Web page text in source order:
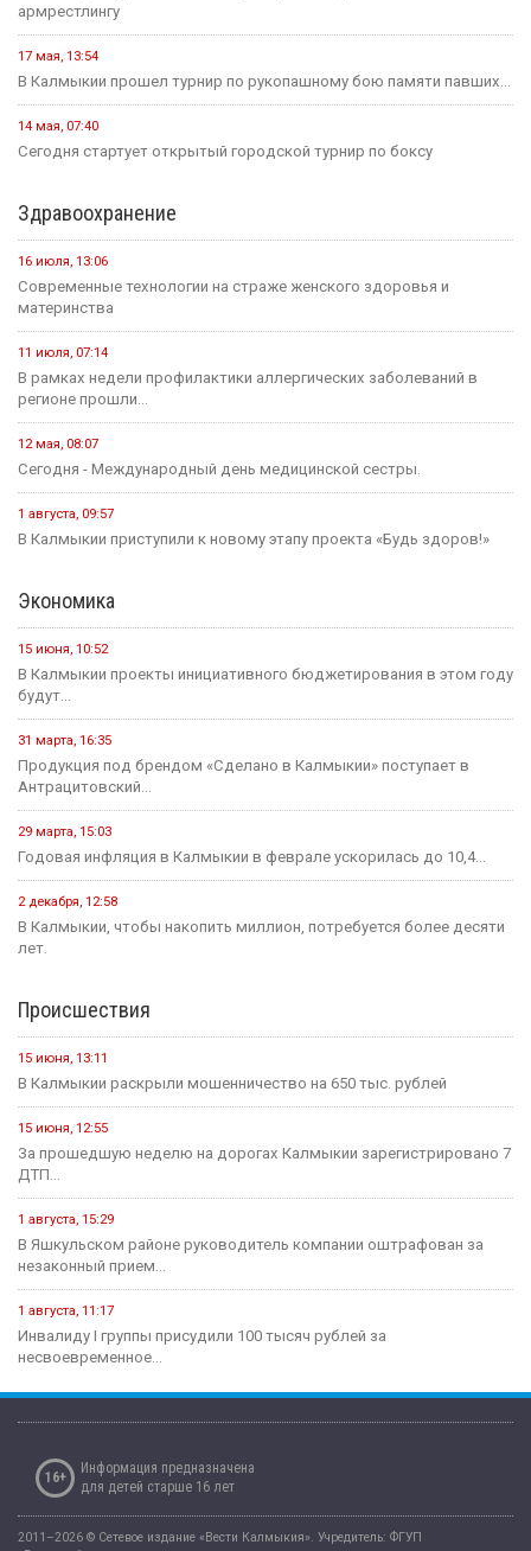
армрестлингу
17 мая, 13:54
В Калмыкии прошел турнир по рукопашному бою памяти павших...
14 мая, 07:40
Сегодня стартует открытый городской турнир по боксу
Здравоохранение
16 июля, 13:06
Современные технологии на страже женского здоровья и
материнства
11 июля, 07:14
В рамках недели профилактики аллергических заболеваний в
регионе прошли...
12 мая, 08:07
Сегодня - Международный день медицинской сестры.
1 августа, 09:57
В Калмыкии приступили к новому этапу проекта «Будь здоров!»
Экономика
15 июня, 10:52
В Калмыкии проекты инициативного бюджетирования в этом году
будут...
31 марта, 16:35
Продукция под брендом «Сделано в Калмыкии» поступает в
Антрацитовский...
29 марта, 15:03
Годовая инфляция в Калмыкии в феврале ускорилась до 10,4...
2 декабря, 12:58
В Калмыкии, чтобы накопить миллион, потребуется более десяти
лет.
Происшествия
15 июня, 13:11
В Калмыкии раскрыли мошенничество на 650 тыс. рублей
15 июня, 12:55
За прошедшую неделю на дорогах Калмыкии зарегистрировано 7
ДТП...
1 августа, 15:29
В Яшкульском районе руководитель компании оштрафован за
незаконный прием...
1 августа, 11:17
Инвалиду I группы присудили 100 тысяч рублей за
несвоевременное...
16+
Информация предназначена
для детей старше 16 лет
2011–2026 © Сетевое издание «Вести Калмыкия». Учредитель: ФГУП